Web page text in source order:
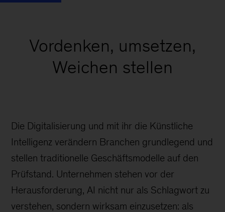
Vordenken, umsetzen,
Weichen stellen
Die Digitalisierung und mit ihr die Künstliche
Intelligenz verändern Branchen grundlegend und
stellen traditionelle Geschäftsmodelle auf den
Prüfstand. Unternehmen stehen vor der
Herausforderung, AI nicht nur als Schlagwort zu
verstehen, sondern wirksam einzusetzen: als